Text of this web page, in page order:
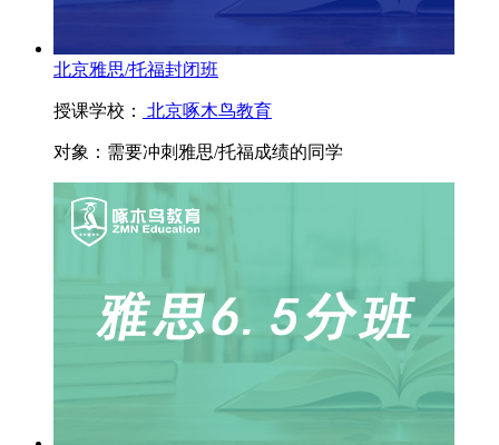
北京雅思/托福封闭班
授课学校： 北京啄木鸟教育
对象： 需要冲刺雅思/托福成绩的同学